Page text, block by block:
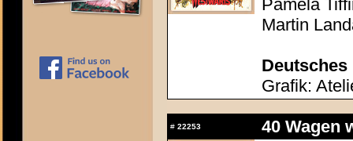
Pamela
Martin
Deutsches
Grafik:
# 22253
40 Wagen